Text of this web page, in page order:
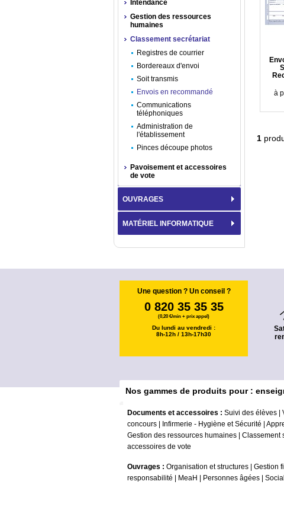
à
1
Intendance
Gestion des ressources
humaines
Classement secrétariat
Registres de courrier
Bordereaux d'envoi
Soit transmis
Envois en recommandé
Communications
téléphoniques
Administration de
l'établissement
Pinces découpe photos
Pavoisement et accessoires
de vote
OUVRAGES
MATÉRIEL INFORMATIQUE
Une question ? Un conseil ?
0 820 35 35 35
(0,20 €/min + prix appel)
Du lundi au vendredi :
8h-12h / 13h-17h30
Nos gammes de produits pour :
Documents et accessoires : Suivi des élèves
concours
Infirmerie - Hygiène et Sécurité
Gestion des ressources humaines
Classement
accessoires de vote
Ouvrages : Organisation et structures Gestion
responsabilité
MeaH Personnes âgées Social